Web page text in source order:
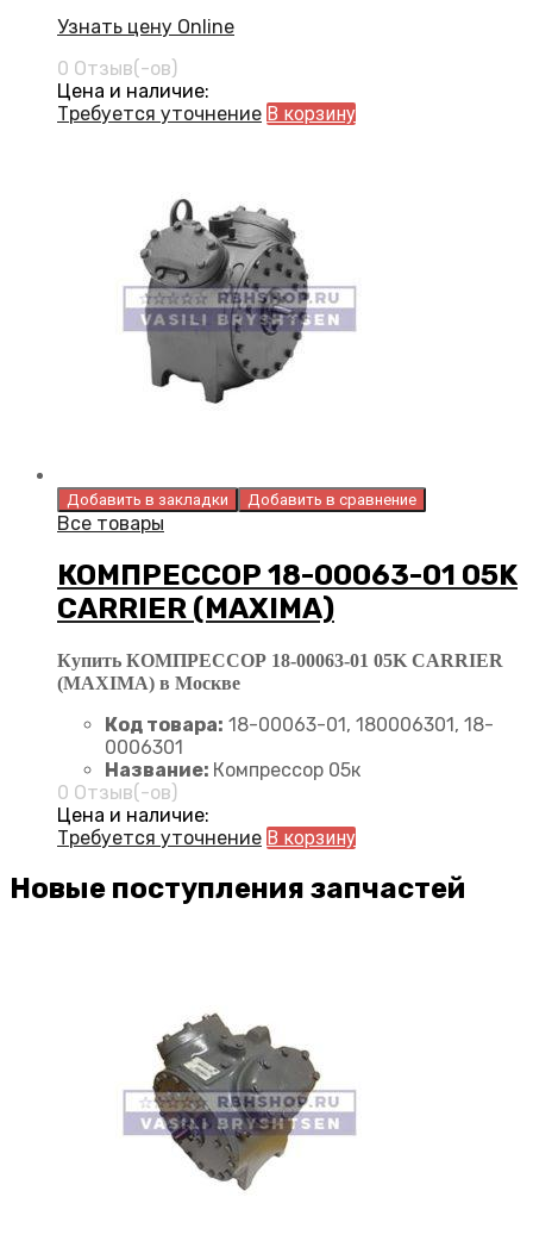
Узнать цену Online
0 Отзыв(-ов)
Цена и наличие:
Требуется уточнение В корзину
Добавить в закладки Добавить в сравнение
Все товары
КОМПРЕССОР 18-00063-01 05K
CARRIER (MAXIMA)
Купить КОМПРЕССОР 18-00063-01 05K CARRIER
(MAXIMA) в Москве
Код товара: 18-00063-01, 180006301, 18-
0006301
Название: Компрессор 05к
0 Отзыв(-ов)
Цена и наличие:
Требуется уточнение В корзину
Новые поступления запчастей